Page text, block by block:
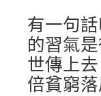
有一句
的習氣
世傳上
倍貧窮